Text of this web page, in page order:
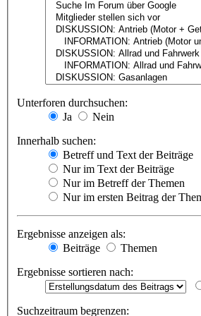
Unterforen durchsuchen:
Ja
Nein
Innerhalb suchen:
Betreff und Text der Beiträge
Nur im Text der Beiträge
Nur im Betreff der Themen
Nur im ersten Beitrag der
Ergebnisse anzeigen als:
Beiträge
Themen
Ergebnisse sortieren nach:
Suchzeitraum begrenzen: